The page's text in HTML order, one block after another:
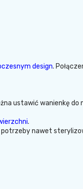
design.
ustawić wanienkę
.
potrzeby nawet